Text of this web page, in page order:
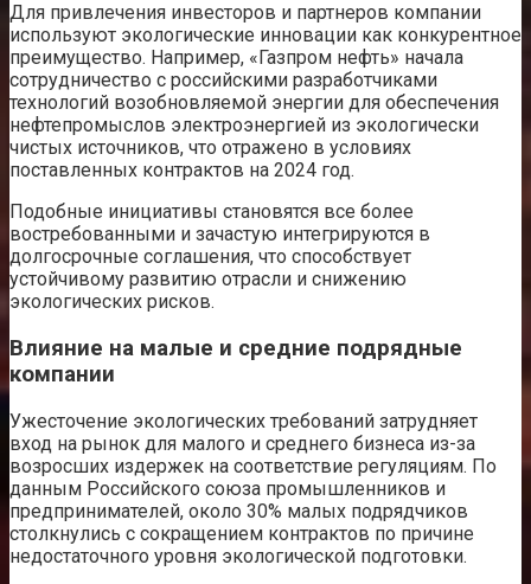
Для привлечения инвесторов и партнеров компании
используют экологические инновации как конкурентное
преимущество. Например, «Газпром нефть» начала
сотрудничество с российскими разработчиками
технологий возобновляемой энергии для обеспечения
нефтепромыслов электроэнергией из экологически
чистых источников, что отражено в условиях
поставленных контрактов на 2024 год.
Подобные инициативы становятся все более
востребованными и зачастую интегрируются в
долгосрочные соглашения, что способствует
устойчивому развитию отрасли и снижению
экологических рисков.
Влияние на малые и средние подрядные
компании
Ужесточение экологических требований затрудняет
вход на рынок для малого и среднего бизнеса из-за
возросших издержек на соответствие регуляциям. По
данным Российского союза промышленников и
предпринимателей, около 30% малых подрядчиков
столкнулись с сокращением контрактов по причине
недостаточного уровня экологической подготовки.